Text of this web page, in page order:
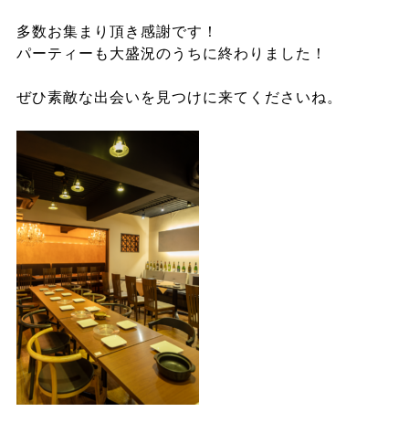
多数お集まり頂き感謝です！
パーティーも大盛況のうちに終わりました！
ぜひ素敵な出会いを見つけに来てくださいね。